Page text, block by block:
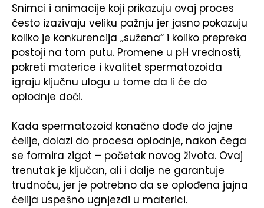
Snimci i animacije koji prikazuju ovaj proces
često izazivaju veliku pažnju jer jasno pokazuju
koliko je konkurencija „sužena“ i koliko prepreka
postoji na tom putu. Promene u pH vrednosti,
pokreti materice i kvalitet spermatozoida
igraju ključnu ulogu u tome da li će do
oplodnje doći.
Kada spermatozoid konačno dođe do jajne
ćelije, dolazi do procesa oplodnje, nakon čega
se formira zigot – početak novog života. Ovaj
trenutak je ključan, ali i dalje ne garantuje
trudnoću, jer je potrebno da se oplođena jajna
ćelija uspešno ugnjezdi u materici.